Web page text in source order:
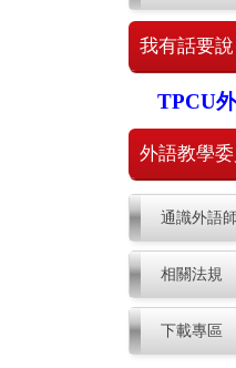
我有話要說
TPCU
外語教學
通識外語
相關法規
下載專區